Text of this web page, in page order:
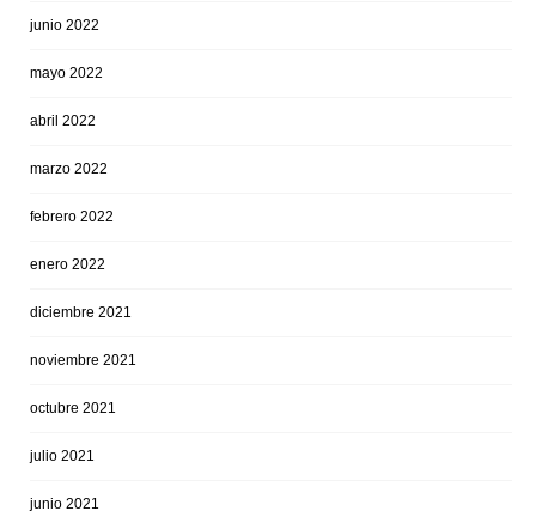
junio 2022
mayo 2022
abril 2022
marzo 2022
febrero 2022
enero 2022
diciembre 2021
noviembre 2021
octubre 2021
julio 2021
junio 2021